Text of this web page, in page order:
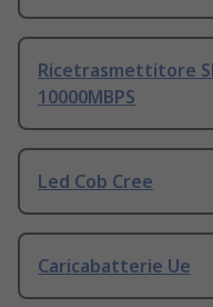
Ricetrasmettitore
10000MBPS
Led Cob Cree
Caricabatterie Ue